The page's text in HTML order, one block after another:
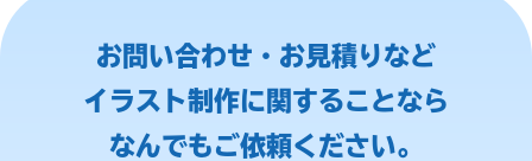
お問い合わせ・お見積りなど
イラスト制作に関することなら
なんでもご依頼ください。